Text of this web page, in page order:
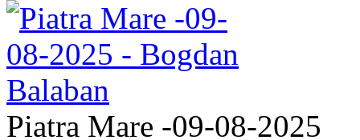
Piatra Mare -09-08-2025